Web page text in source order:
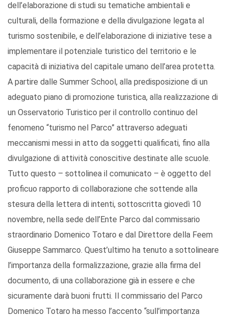
dell’elaborazione di studi su tematiche ambientali e
culturali, della formazione e della divulgazione legata al
turismo sostenibile, e dell’elaborazione di iniziative tese a
implementare il potenziale turistico del territorio e le
capacità di iniziativa del capitale umano dell’area protetta.
A partire dalle Summer School, alla predisposizione di un
adeguato piano di promozione turistica, alla realizzazione di
un Osservatorio Turistico per il controllo continuo del
fenomeno “turismo nel Parco” attraverso adeguati
meccanismi messi in atto da soggetti qualificati, fino alla
divulgazione di attività conoscitive destinate alle scuole.
Tutto questo – sottolinea il comunicato – è oggetto del
proficuo rapporto di collaborazione che sottende alla
stesura della lettera di intenti, sottoscritta giovedì 10
novembre, nella sede dell’Ente Parco dal commissario
straordinario Domenico Totaro e dal Direttore della Feem
Giuseppe Sammarco. Quest’ultimo ha tenuto a sottolineare
l’importanza della formalizzazione, grazie alla firma del
documento, di una collaborazione già in essere e che
sicuramente darà buoni frutti. Il commissario del Parco
Domenico Totaro ha messo l’accento “sull’importanza